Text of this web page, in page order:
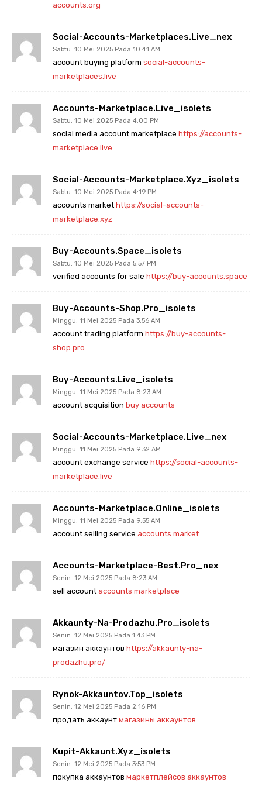
accounts.org
Social-Accounts-Marketplaces.live_nex
Sabtu. 10 Mei 2025 Pada 10:41 AM
account buying platform social-accounts-
marketplaces.live
Accounts-Marketplace.live_isolets
Sabtu. 10 Mei 2025 Pada 4:00 PM
social media account marketplace https://accounts-
marketplace.live
Social-Accounts-Marketplace.xyz_isolets
Sabtu. 10 Mei 2025 Pada 4:19 PM
accounts market https://social-accounts-
marketplace.xyz
Buy-Accounts.space_isolets
Sabtu. 10 Mei 2025 Pada 5:57 PM
verified accounts for sale https://buy-accounts.space
Buy-Accounts-Shop.pro_isolets
Minggu. 11 Mei 2025 Pada 3:56 AM
account trading platform https://buy-accounts-
shop.pro
Buy-Accounts.live_isolets
Minggu. 11 Mei 2025 Pada 8:23 AM
account acquisition buy accounts
Social-Accounts-Marketplace.live_nex
Minggu. 11 Mei 2025 Pada 9:32 AM
account exchange service https://social-accounts-
marketplace.live
Accounts-Marketplace.online_isolets
Minggu. 11 Mei 2025 Pada 9:55 AM
account selling service accounts market
Accounts-Marketplace-Best.pro_nex
Senin. 12 Mei 2025 Pada 8:23 AM
sell account accounts marketplace
Akkaunty-Na-Prodazhu.pro_isolets
Senin. 12 Mei 2025 Pada 1:43 PM
магазин аккаунтов https://akkaunty-na-
prodazhu.pro/
Rynok-Akkauntov.top_isolets
Senin. 12 Mei 2025 Pada 2:16 PM
продать аккаунт магазины аккаунтов
Kupit-Akkaunt.xyz_isolets
Senin. 12 Mei 2025 Pada 3:53 PM
покупка аккаунтов маркетплейсов аккаунтов